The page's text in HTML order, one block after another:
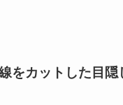
をカットした目隠